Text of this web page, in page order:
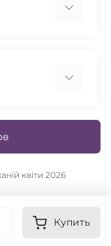
Купить
квіти 2026